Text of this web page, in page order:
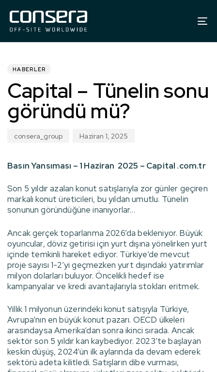
HABERLER
Capital – Tünelin sonu
göründü mü?
consera_group Haziran 1, 2025
Basın Yansıması – 1 Haziran 2025 – Capital .com.tr
Son 5 yıldır azalan konut satışlarıyla zor günler geçiren
markalı konut üreticileri, bu yıldan umutlu. Tünelin
sonunun göründüğüne inanıyorlar…
Ancak gerçek toparlanma 2026’da bekleniyor. Büyük
oyuncular, döviz getirisi için yurt dışına yönelirken yurt
içinde temkinli hareket ediyor. Türkiye’de mevcut
proje sayısı 1-2’yi geçmezken yurt dışındaki yatırımlar
milyon dolarları buluyor. Öncelikli hedef ise
kampanyalar ve kredi avantajlarıyla stokları eritmek.
Yıllık 1 milyonun üzerindeki konut satışıyla Türkiye,
Avrupa’nın en büyük konut pazarı. OECD ülkeleri
arasındaysa Amerika’dan sonra ikinci sırada. Ancak
sektör son 5 yıldır kan kaybediyor. 2023’te başlayan
keskin düşüş, 2024’ün ilk aylarında da devam ederek
sektörü adeta kilitledi. Satışların dibe vurması,